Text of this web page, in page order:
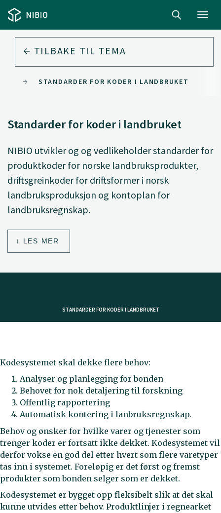
TILBAKE TIL TEMA
STANDARDER FOR KODER I LANDBRUKET
Standarder for koder i landbruket
NIBIO utvikler og og vedlikeholder standarder for
produktkoder for norske landbruksprodukter,
driftsgreinkoder for driftsformer i norsk
landbruksproduksjon og kontoplan for
landbruksregnskap.
LES MER
STANDARDER FOR KODER I LANDBRUKET
Kodesystemet skal dekke flere behov:
Analyser og planlegging for bonden
Behovet for nok detaljering til forskning
Offentlig rapportering
Automatisk kontering i lanbruksregnskap.
Behov og ønsker for hvilke varer og tjenester som
trenger koder er fortsatt ikke dekket. Kodesystemet vil
derfor vokse en god del etter hvert som flere varetyper
tas inn i systemet. Foreløpig er det først og fremst
produkter som bonden selger som er dekket.
Kodesystemet er bygget opp fleksibelt slik at det skal
kunne utvides etter behov. Produktlinjer i regnearket